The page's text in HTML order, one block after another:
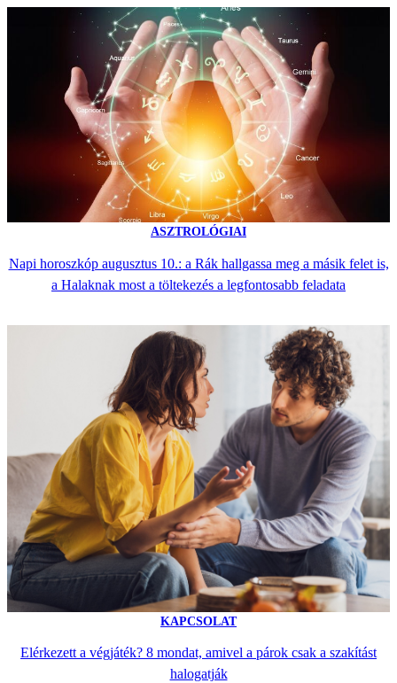
ASZTROLÓGIAI
Napi horoszkóp augusztus 10.: a Rák hallgassa meg a másik felet is,
a Halaknak most a töltekezés a legfontosabb feladata
KAPCSOLAT
Elérkezett a végjáték? 8 mondat, amivel a párok csak a szakítást
halogatják